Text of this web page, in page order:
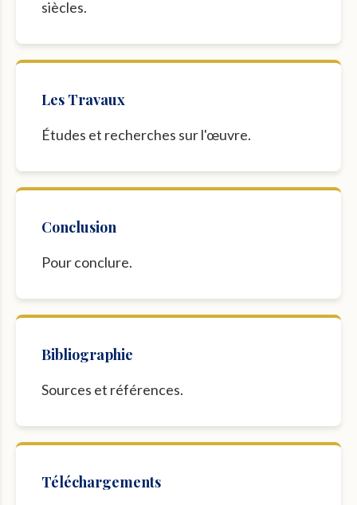
siècles.
Les Travaux
Études et recherches sur l'œuvre.
Conclusion
Pour conclure.
Bibliographie
Sources et références.
Téléchargements